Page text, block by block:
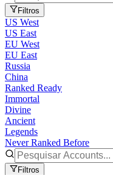
Filtros
US West
US East
EU West
EU East
Russia
China
Ranked Ready
Immortal
Divine
Ancient
Legends
Never Ranked Before
Filtros